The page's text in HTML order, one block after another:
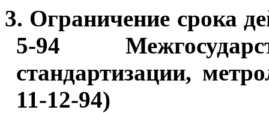
3. Ограничение срока
5-94
стандартизации,
11-12-94)